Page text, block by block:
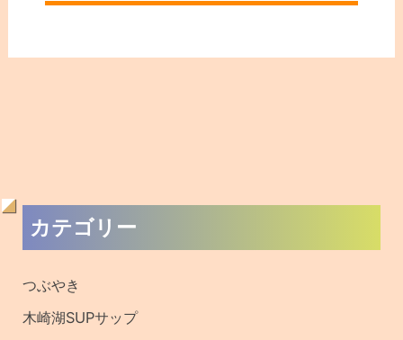
カテゴリー
つぶやき
木崎湖SUPサップ
去